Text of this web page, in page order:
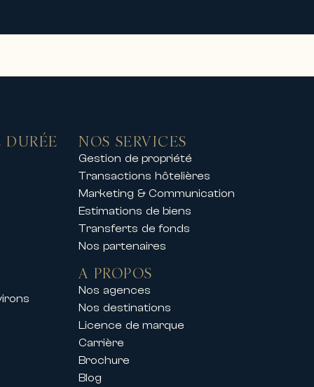
NOS SERVICES
Gestion de propriété
Transactions hôtelières
Marketing & Communication
Estimations de biens
Transferts de fonds
Nos partenaires
A PROPOS
Nos agences
Nos destinations
Licence de marque
Carrière
Brochure
Blog